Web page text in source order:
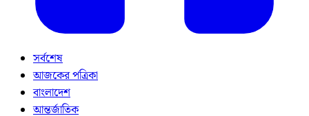
সর্বশেষ
আজকের পত্রিকা
বাংলাদেশ
আন্তর্জাতিক